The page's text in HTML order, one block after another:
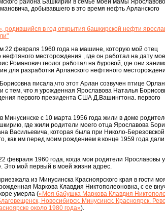
района Башкирии в семье моей мамы
добывавшего в это время нефть Арланского
родившийся в год открытия башкирской нефти
22 февраля 1960 года на машине, которую мой отец
месторождения , где он работал на дату
Романович геолог работал на буровой, где они
для разработки Арланского нефтяного
писала,что этот Арлан созвучен птице
с тем, что я урожденная Ярославова Наталья
первого президента США Д.Вашингтона. первого
Минусинске с 10 марта 1956 года жили в доме
где жили родители моего отца Ярославова
Васильевича, которая была при Николо-
как им перед моим рождением в конце 1959 года дали
февраля 1960 года, когда мои родители Ярославовы
Это мой первый в моей жизни адрес.
из Минусинска Красноярского края в гости
Маркова Клавдия Никтополеоновна, с ее
умерла («Моя бабушка Маркова Клавдия
Новосибирск, Минусинск, Красноярск.
около 1980 года»).